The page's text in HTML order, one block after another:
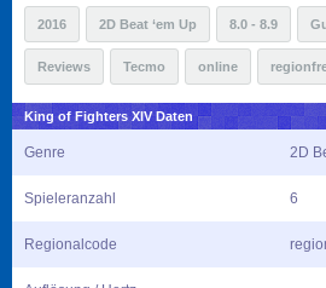
2016 2D Beat ‘em Up 8.0 - 8.9
Reviews Tecmo online
King of Fighters XIV Daten
Genre 2D
Spieleranzahl 6
Regionalcode